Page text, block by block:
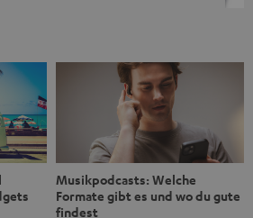
Jugendliche durch Rock und
und große Fragen. Zum 70.
Blick zurück. Vom Filmheft zur
BRAVO ihren Ton fand Als die […]
Musikpodcasts: Welche
Formate gibt es und wo du gute
findest